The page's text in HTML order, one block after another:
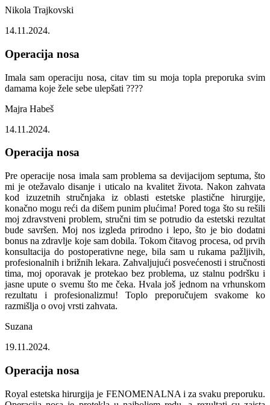
Nikola Trajkovski
14.11.2024.
Operacija nosa
Imala sam operaciju nosa, citav tim su moja topla preporuka svim
damama koje žele sebe ulepšati ????
Majra Habeš
14.11.2024.
Operacija nosa
Pre operacije nosa imala sam problema sa devijacijom septuma, što
mi je otežavalo disanje i uticalo na kvalitet života. Nakon zahvata
kod izuzetnih stručnjaka iz oblasti estetske plastične hirurgije,
konačno mogu reći da dišem punim plućima! Pored toga što su rešili
moj zdravstveni problem, stručni tim se potrudio da estetski rezultat
bude savršen. Moj nos izgleda prirodno i lepo, što je bio dodatni
bonus na zdravlje koje sam dobila. Tokom čitavog procesa, od prvih
konsultacija do postoperativne nege, bila sam u rukama pažljivih,
profesionalnih i brižnih lekara. Zahvaljujući posvećenosti i stručnosti
tima, moj oporavak je protekao bez problema, uz stalnu podršku i
jasne upute o svemu što me čeka. Hvala još jednom na vrhunskom
rezultatu i profesionalizmu! Toplo preporučujem svakome ko
razmišlja o ovoj vrsti zahvata.
Suzana
19.11.2024.
Operacija nosa
Royal estetska hirurgija je FENOMENALNA i za svaku preporuku.